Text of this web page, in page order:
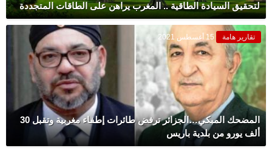
لتحقيق السيادة الطاقية .. المغرب يراهن على الطاقات المتجددة
تقارير هامة 15 أغسطس 2021
المضحك المبكي…الجزائر ترفض طائرات إطفاء مغربية وتقبل 30
ألف يورو من بلدية باريس